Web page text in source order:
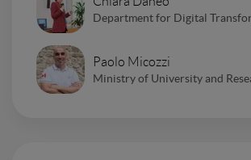
Department for Digital
Paolo Micozzi
Ministry of University and